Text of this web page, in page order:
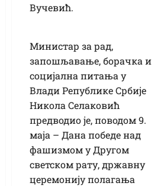
Вучевић.
Министар за рад,
запошљавање, борачка и
социјална питања у
Влади Републике Србије
Никола Селаковић
предводио је, поводом 9.
маја – Дана победе над
фашизмом у Другом
светском рату, државну
церемонију полагања